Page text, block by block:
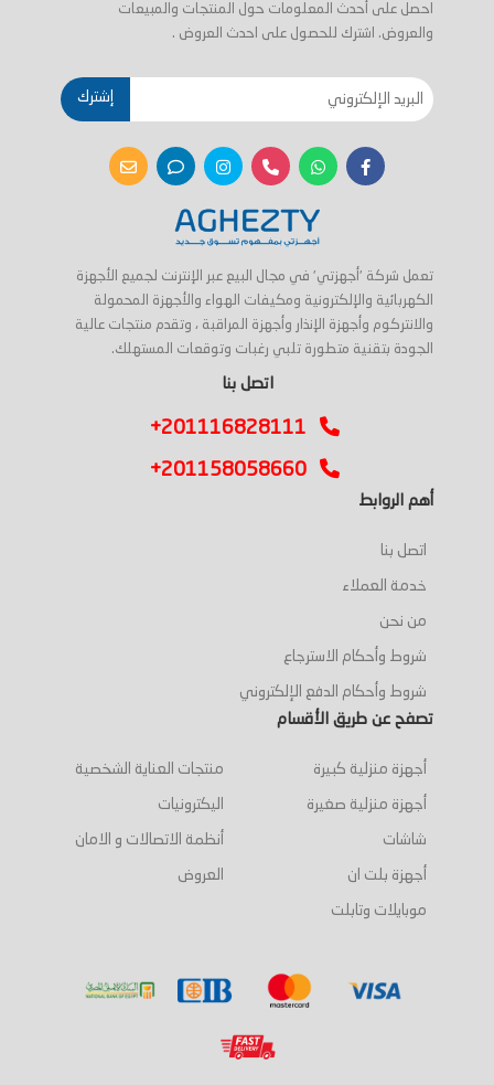
احصل على أحدث المعلومات حول المنتجات والمبيعات
والعروض. اشترك للحصول على احدث العروض .
إشترك
تعمل شركة 'أجهزتي' في مجال البيع عبر الإنترنت لجميع الأجهزة
الكهربائية والإلكترونية ومكيفات الهواء والأجهزة المحمولة
والانتركوم وأجهزة الإنذار وأجهزة المراقبة ، وتقدم منتجات عالية
الجودة بتقنية متطورة تلبي رغبات وتوقعات المستهلك.
اتصل بنا
+201116828111
+201158058660
أهم الروابط
اتصل بنا
خدمة العملاء
من نحن
شروط وأحكام الاسترجاع
شروط وأحكام الدفع الإلكتروني
تصفح عن طريق الأقسام
أجهزة منزلية كبيرة
أجهزة منزلية صغيرة
شاشات
أجهزة بلت ان
موبايلات وتابلت
منتجات العناية الشخصية
اليكترونيات
أنظمة الاتصالات و الامان
العروض